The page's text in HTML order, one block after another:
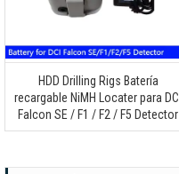
HDD Drilling Rigs Batería
recargable NiMH Locater para DCI
Falcon SE / F1 / F2 / F5 Detector